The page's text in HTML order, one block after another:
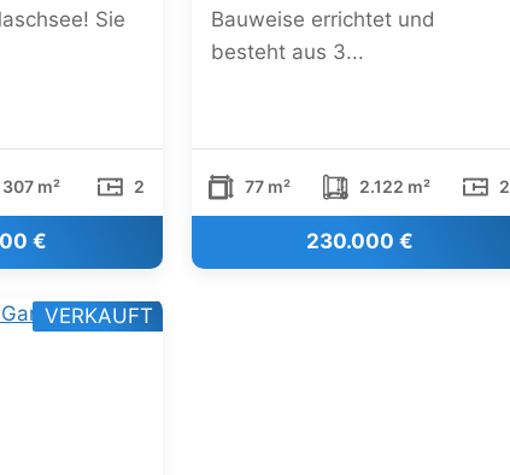
Sie
307 m² 2
€
Bauweise errichtet und
besteht aus 3...
77 m² 2.122 m² 2
230.000 €
VERKAUFT